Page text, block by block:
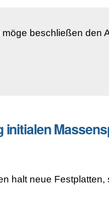
beschließen den
halt neue